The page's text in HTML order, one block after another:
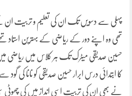
پہلی سے دسویں تک ان کی تعلیم و تربیت ان کے
تھی وہ اپنے دور کے ریاضی کے بہترین استاد
حسین صدیقی میٹرک تک ہر کلاس میں ریاضی میں
کا ابتدائی درس ابرار حسین صدیقی کو نانا کی گود
نے بھی ان کی تربیت اسی انداز میں کی چھوٹی